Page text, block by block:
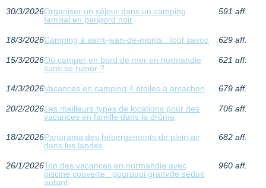
30/3/2026Organiser un séjour dans un camping
familial en périgord noir
591 aff.
18/3/2026Camping à saint-jean-de-monts : tout savoir 629 aff.
15/3/2026Où camper en bord de mer en normandie
sans se ruiner ?
621 aff.
14/3/2026Vacances en camping 4 étoiles à arcachon 679 aff.
20/2/2026Les meilleurs types de locations pour des
vacances en famille dans la drôme
706 aff.
18/2/2026Panorama des hébergements de plein air
dans les landes
682 aff.
26/1/2026Top des vacances en normandie avec
piscine couverte : pourquoi granville séduit
autant
960 aff.